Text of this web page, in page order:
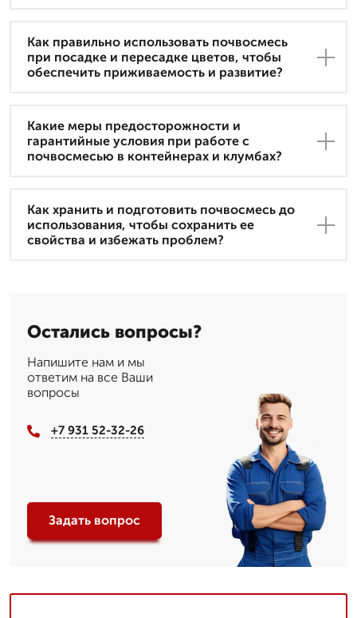
Как правильно использовать почвосмесь
при посадке и пересадке цветов, чтобы
обеспечить приживаемость и развитие?
Какие меры предосторожности и
гарантийные условия при работе с
почвосмесью в контейнерах и клумбах?
Как хранить и подготовить почвосмесь до
использования, чтобы сохранить ее
свойства и избежать проблем?
Остались вопросы?
Напишите нам и мы
ответим на все Ваши
вопросы
+7 931 52-32-26
Задать вопрос